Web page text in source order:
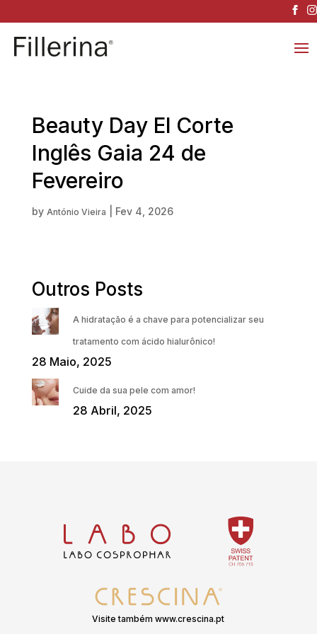
Beauty Day El Corte
Inglês Gaia 24 de
Fevereiro
by António Vieira Fev 4, 2026
Outros Posts
A hidratação é a chave para potencializar seu
tratamento com ácido hialurônico!
28 Maio, 2025
Cuide da sua pele com amor!
28 Abril, 2025
Visite também www.crescina.pt